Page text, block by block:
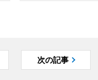
次の記事